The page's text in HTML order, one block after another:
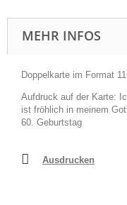
MEHR INFOS
Doppelkarte im Format
Aufdruck auf der Karte:
ist fröhlich in meinem
60. Geburtstag
Ausdrucken